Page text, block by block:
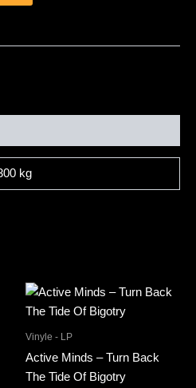
kg
Vinyle - LP
Active Minds – Turn Back
The Tide Of Bigotry